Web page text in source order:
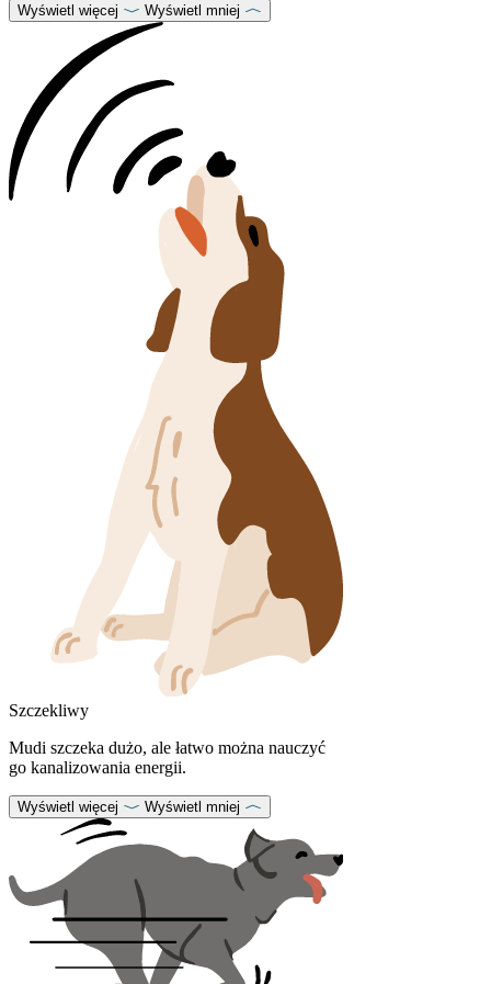
Wyświetl więcej Wyświetl mniej
Szczekliwy
Mudi szczeka dużo, ale łatwo można nauczyć
go kanalizowania energii.
Wyświetl więcej Wyświetl mniej